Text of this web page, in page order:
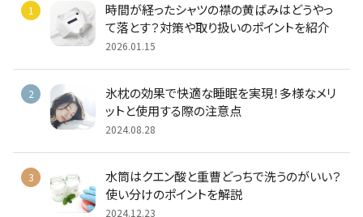
時間が経ったシャツの襟の黄ばみはどうやっ
て落とす？対策や取り扱いのポイントを紹介
2026.01.15
氷枕の効果で快適な睡眠を実現！多様なメリ
ットと使用する際の注意点
2024.08.28
水筒はクエン酸と重曹どっちで洗うのがいい？
使い分けのポイントを解説
2024.12.23